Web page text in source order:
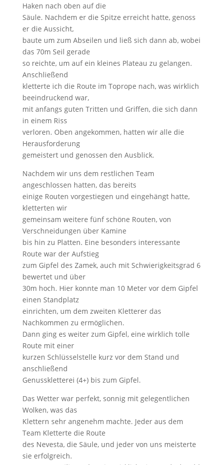
Haken nach oben auf die
Säule. Nachdem er die Spitze erreicht hatte, genoss
er die Aussicht,
baute um zum Abseilen und ließ sich dann ab, wobei
das 70m Seil gerade
so reichte, um auf ein kleines Plateau zu gelangen.
Anschließend
kletterte ich die Route im Toprope nach, was wirklich
beeindruckend war,
mit anfangs guten Tritten und Griffen, die sich dann
in einem Riss
verloren. Oben angekommen, hatten wir alle die
Herausforderung
gemeistert und genossen den Ausblick.
Nachdem wir uns dem restlichen Team
angeschlossen hatten, das bereits
einige Routen vorgestiegen und eingehängt hatte,
kletterten wir
gemeinsam weitere fünf schöne Routen, von
Verschneidungen über Kamine
bis hin zu Platten. Eine besonders interessante
Route war der Aufstieg
zum Gipfel des Zamek, auch mit Schwierigkeitsgrad 6
bewertet und über
30m hoch. Hier konnte man 10 Meter vor dem Gipfel
einen Standplatz
einrichten, um dem zweiten Kletterer das
Nachkommen zu ermöglichen.
Dann ging es weiter zum Gipfel, eine wirklich tolle
Route mit einer
kurzen Schlüsselstelle kurz vor dem Stand und
anschließend
Genusskletterei (4+) bis zum Gipfel.
Das Wetter war perfekt, sonnig mit gelegentlichen
Wolken, was das
Klettern sehr angenehm machte. Jeder aus dem
Team Kletterte die Route
des Nevesta, die Säule, und jeder von uns meisterte
sie erfolgreich.